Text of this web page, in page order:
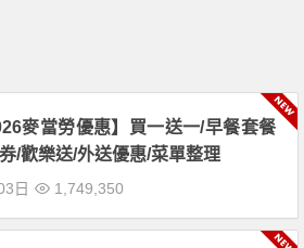
麥當勞優惠】買一送一/早餐套餐
/歡樂送/外送優惠/菜單整理
日 1,749,350